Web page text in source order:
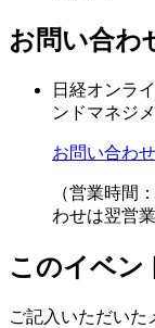
お問い合わ
日経オンラ
ンドマネジ
お問い合わ
（営業時間
わせは翌営
このイベン
ご記入いただいた